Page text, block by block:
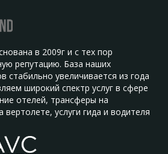
в 2009г и с тех пор
репутацию. База наших
стабильно увеличивается из года
широкий спектр услуг в сфере
отелей, трансферы на
вертолете, услуги гида и водителя